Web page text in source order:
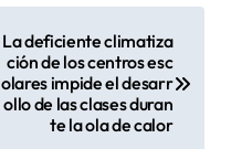
La deficiente climatiza
ción de los centros esc
olares impide el desarr
ollo de las clases duran
te la ola de calor